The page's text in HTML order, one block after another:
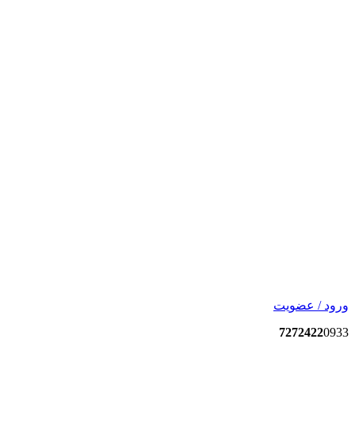
ورود / عضویت
72724220933